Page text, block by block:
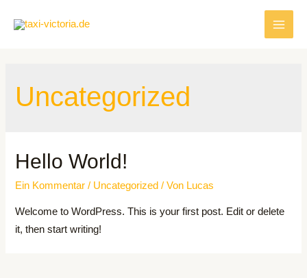
Inhalt
Uncategorized
Hello World!
Ein Kommentar / Uncategorized / Von Lucas
Welcome to WordPress. This is your first post. Edit or delete
it, then start writing!